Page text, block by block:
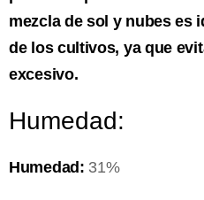
mezcla de sol y nubes es
de los cultivos, ya que
excesivo.
Humedad:
Humedad: 31%